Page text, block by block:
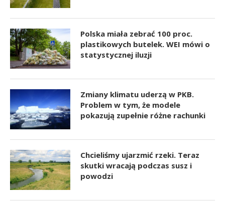
Polska miała zebrać 100 proc.
plastikowych butelek. WEI mówi o
statystycznej iluzji
Zmiany klimatu uderzą w PKB.
Problem w tym, że modele
pokazują zupełnie różne rachunki
Chcieliśmy ujarzmić rzeki. Teraz
skutki wracają podczas susz i
powodzi